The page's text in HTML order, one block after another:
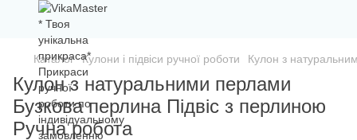
Каталог Кулони і підвіси ручної роботи Кулон з
Кулон з натуральними перлами
Бузкова перлина Підвіс з перлиною
Ручна робота